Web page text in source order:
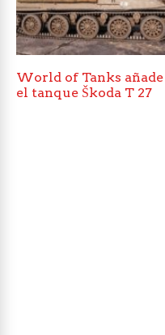
World of Tanks añade
el tanque Škoda T 27